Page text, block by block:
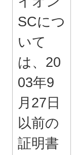
SCにつ
いて
は、20
03年9
月27日
以前の
証明書